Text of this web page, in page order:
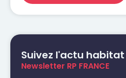
Suivez l'actu habitat
Newsletter RP FRANCE